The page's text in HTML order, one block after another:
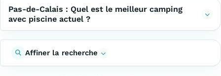
Pas-de-Calais : Quel est le meilleur camping
avec piscine actuel ?
Affiner la recherche